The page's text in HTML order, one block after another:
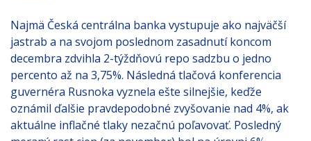
Najmä Česká centrálna banka vystupuje ako najväčší
jastrab a na svojom poslednom zasadnutí koncom
decembra zdvihla 2-týždňovú repo sadzbu o jedno
percento až na 3,75%. Následná tlačová konferencia
guvernéra Rusnoka vyznela ešte silnejšie, keďže
oznámil ďalšie pravdepodobné zvyšovanie nad 4%, ak
aktuálne inflačné tlaky nezačnú poľavovať. Posledný